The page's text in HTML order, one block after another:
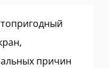
причин